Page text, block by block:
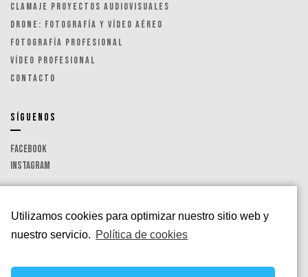
Utilizamos cookies para optimizar nuestro sitio web y
nuestro servicio. Política de cookies
Clamaje Proyectos Audiovisuales
Drone: Fotografía y Vídeo aéreo
Fotografía Profesional
Vídeo Profesional
Contacto
SÍGUENOS
Facebook
Instagram
VER
¿QUÉ NECESITAS?